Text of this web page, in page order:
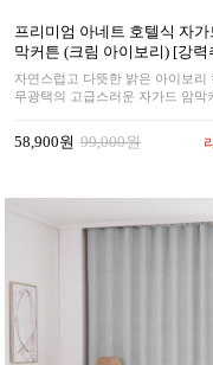
프리미엄 아네트 호텔식 자가
막커튼 (크림 아이보리) [강력
자연스럽고 다뜻한 밝은 아이보리
무광택의 고급스러운 자가드 암막
58,900원 99,000원